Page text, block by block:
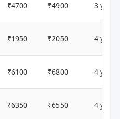
₹4700 ₹4900 3
₹1950 ₹2050 4
₹6100 ₹6800 4
₹6350 ₹6550 4